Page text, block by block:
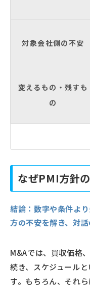
対象会社側の不安
変えるもの・残すも
の
なぜPMI方針
結論： 数字や条件よ
方の不安を解き、対話
M&Aでは、買収価格
続き、スケジュール
す。もちろん、それ